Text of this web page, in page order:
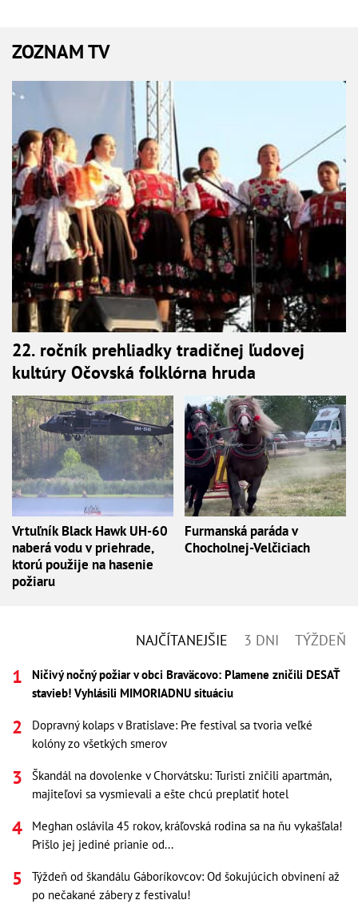
ZOZNAM TV
22. ročník prehliadky tradičnej ľudovej
kultúry Očovská folklórna hruda
Vrtuľník Black Hawk UH-60
naberá vodu v priehrade,
ktorú použije na hasenie
požiaru
Furmanská paráda v
Chocholnej-Velčiciach
NAJČÍTANEJŠIE 3 DNI TÝŽDEŇ
Ničivý nočný požiar v obci Braväcovo: Plamene zničili DESAŤ
stavieb! Vyhlásili MIMORIADNU situáciu
Dopravný kolaps v Bratislave: Pre festival sa tvoria veľké
kolóny zo všetkých smerov
Škandál na dovolenke v Chorvátsku: Turisti zničili apartmán,
majiteľovi sa vysmievali a ešte chcú preplatiť hotel
Meghan oslávila 45 rokov, kráľovská rodina sa na ňu vykašľala!
Prišlo jej jediné prianie od...
Týždeň od škandálu Gáboríkovcov: Od šokujúcich obvinení až
po nečakané zábery z festivalu!